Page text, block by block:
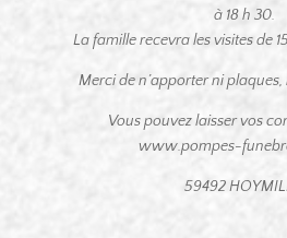
à 18 h 30.
La famille recevra les visites de
Merci de n’apporter ni
Vous pouvez laisser vos
www.pompes-
59492